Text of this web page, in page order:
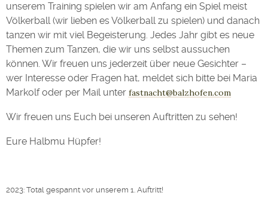
unserem Training spielen wir am Anfang ein Spiel meist
Völkerball (wir lieben es Völkerball zu spielen) und danach
tanzen wir mit viel Begeisterung. Jedes Jahr gibt es neue
Themen zum Tanzen, die wir uns selbst aussuchen
können. Wir freuen uns jederzeit über neue Gesichter –
wer Interesse oder Fragen hat, meldet sich bitte bei Maria
Markolf oder per Mail unter fastnacht@balzhofen.com
Wir freuen uns Euch bei unseren Auftritten zu sehen!
Eure Halbmu Hüpfer!
2023: Total gespannt vor unserem 1. Auftritt!